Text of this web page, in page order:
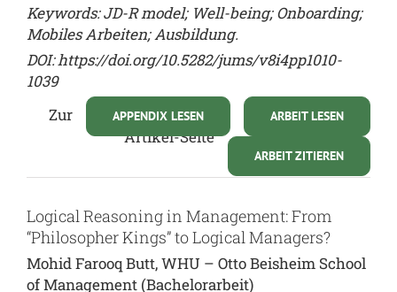
Keywords: JD-R model; Well-being; Onboarding;
Mobiles Arbeiten; Ausbildung.
DOI:https://doi.org/10.5282/jums/v8i4pp1010-
1039
ARBEIT LESEN
APPENDIX LESEN
ARBEIT ZITIEREN
Zur
Artikel-Seite
Logical Reasoning in Management: From
“Philosopher Kings” to Logical Managers?
Mohid Farooq Butt, WHU – Otto Beisheim School
of Management (Bachelorarbeit)